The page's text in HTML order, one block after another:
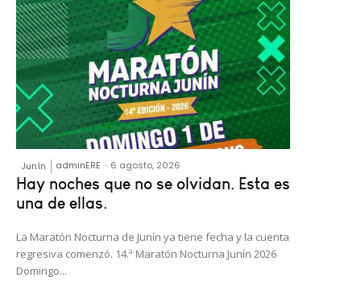
Junín adminERE - 6 agosto, 2026
Hay noches que no se olvidan. Esta es
una de ellas.
La Maratón Nocturna de Junín ya tiene fecha y la cuenta
regresiva comenzó. 14.ª Maratón Nocturna Junín 2026
Domingo...